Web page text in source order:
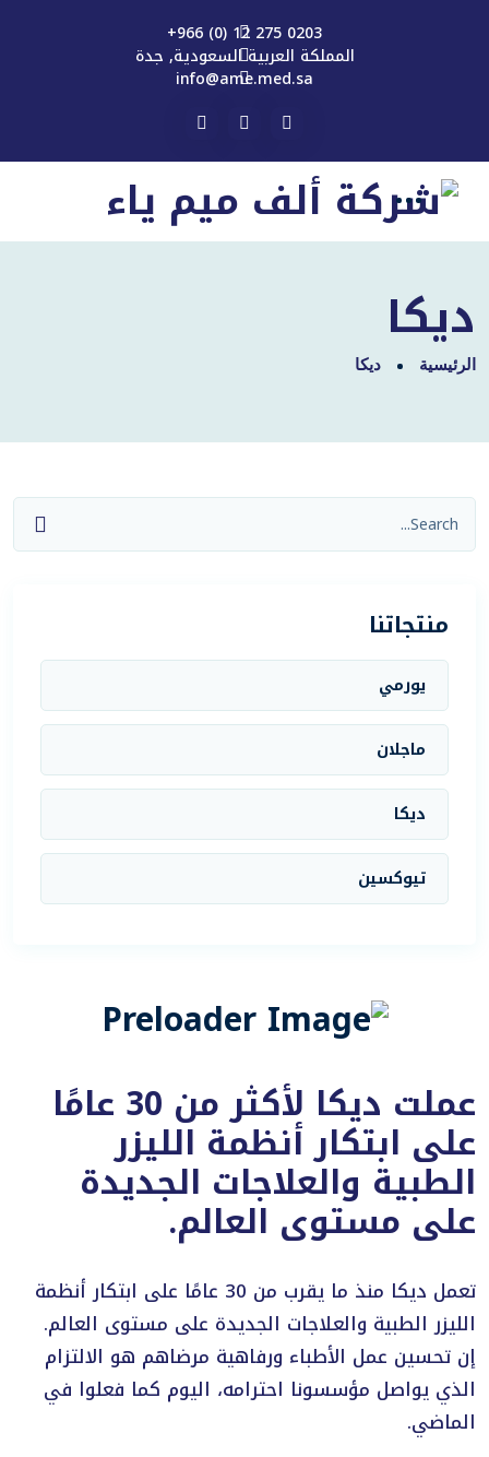
0203 275 12 (0) 966+
المملكة العربية السعودية, جدة
info@ame.med.sa
ديكا
الرئيسية ديكا
منتجاتنا
يورمي
ماجلان
ديكا
تيوكسين
عملت ديكا لأكثر من 30 عامًا
على ابتكار أنظمة الليزر
الطبية والعلاجات الجديدة
على مستوى العالم.
تعمل ديكا منذ ما يقرب من 30 عامًا على ابتكار أنظمة
الليزر الطبية والعلاجات الجديدة على مستوى العالم.
إن تحسين عمل الأطباء ورفاهية مرضاهم هو الالتزام
الذي يواصل مؤسسونا احترامه، اليوم كما فعلوا في
الماضي.